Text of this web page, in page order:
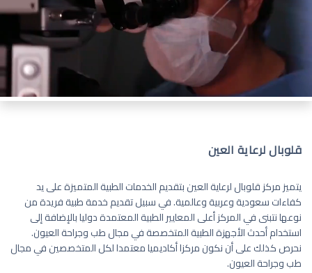
قلوبال لرعاية العين
يتميز مركز قلوبال لرعاية العين بتقديم الخدمات الطبية المتميزة على يد
كفاءات سعودية وعربية وعالمية. في سبيل تقديم خدمة طبية فريدة من
نوعها نتبنى في المركز أعلى المعايير الطبية المعتمدة دوليا بالإضافة إلى
استخدام أحدث الأجهزة الطبية المتخصصة في مجال طب وجراحة العيون.
نحرص كذلك على أن نكون مركزا أكاديميا معتمدا لكل المتخصصين في مجال
طب وجراحة العيون.